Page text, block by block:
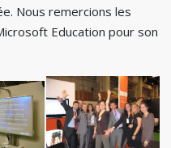
Nous remercions les
Education pour son